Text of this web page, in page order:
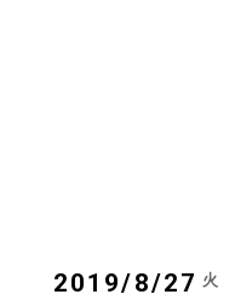
2019/8/27 火